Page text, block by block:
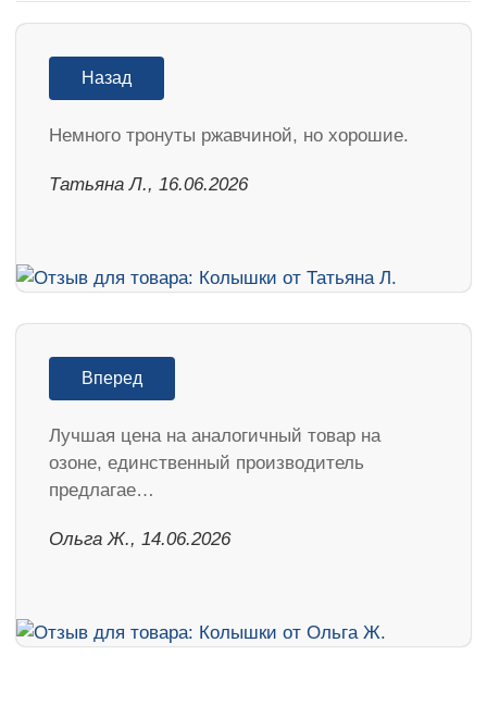
Назад
Немного тронуты ржавчиной, но хорошие.
Татьяна Л., 16.06.2026
Вперед
Лучшая цена на аналогичный товар на
озоне, единственный производитель
предлагае…
Ольга Ж., 14.06.2026